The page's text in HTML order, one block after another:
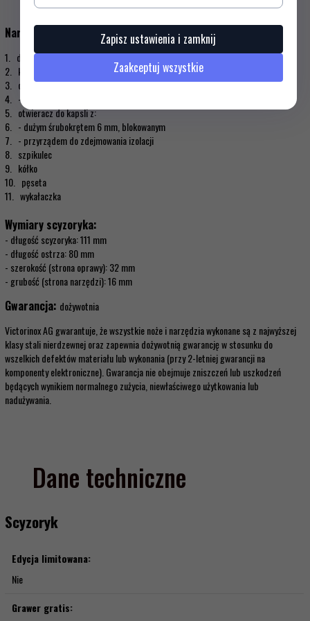
Narzędzia:
1. duże blokowane ostrze
2. korkociąg
3. otwieracz do puszek z:
4. - małym śrubokrętem 3 mm
5. otwieracz do kapsli z:
6. - dużym śrubokrętem 6 mm, blokowanym
7. - przyrządem do zdejmowania izolacji
8. szpikulec
9. kółko
10. pęseta
11. wykałaczka
Wymiary scyzoryka:
- długość scyzoryka: 111 mm
- długość ostrza: 80 mm
- szerokość (strona oprawy): 32 mm
- grubość (strona narzędzi): 16 mm
Gwarancja: dożywotnia
Victorinox AG gwarantuje, że wszystkie noże i narzędzia wykonane są z najwyższej
klasy stali nierdzewnej oraz zapewnia dożywotnią gwarancję w stosunku do
wszelkich defektów materiału lub wykonania (przy 2-letniej gwarancji na
komponenty elektroniczne). Gwarancja nie obejmuje zniszczeń lub uszkodzeń
będących wynikiem normalnego zużycia, niewłaściwego użytkowania lub
nadużywania.
Dane techniczne
Scyzoryk
Edycja limitowana:
Nie
Grawer gratis:
Zapisz ustawienia i zamknij
Zaakceptuj wszystkie